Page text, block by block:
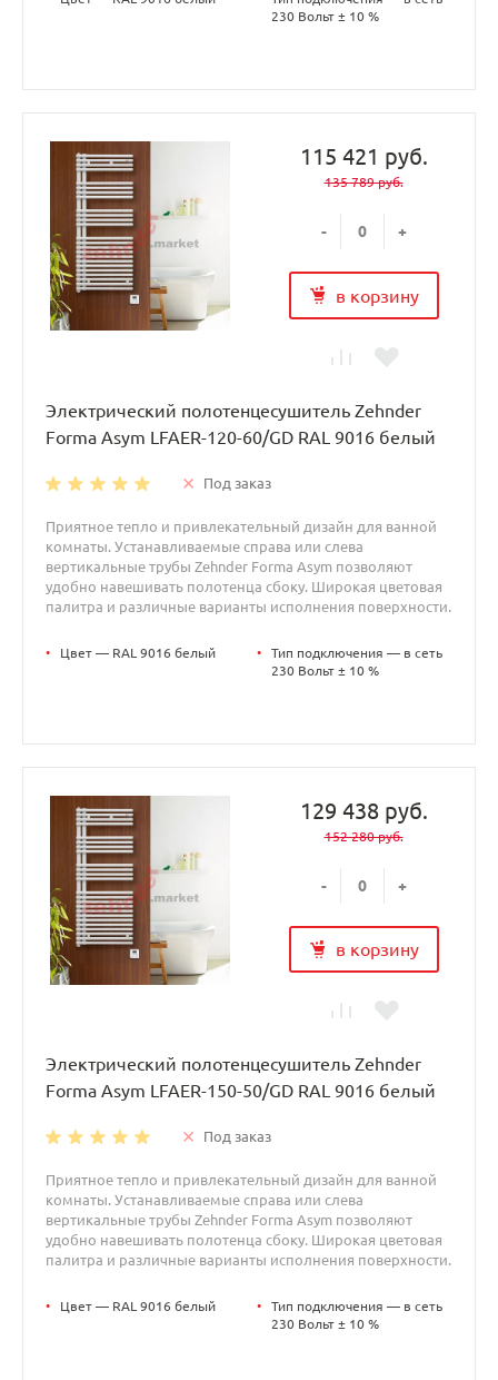
230 Вольт ± 10 %
115 421 руб.
135 789 руб.
- +
в корзину
Электрический полотенцесушитель Zehnder
Forma Asym LFAER-120-60/GD RAL 9016 белый
Под заказ
Приятное тепло и привлекательный дизайн для ванной
комнаты. Устанавливаемые справа или слева
вертикальные трубы Zehnder Forma Asym позволяют
удобно навешивать полотенца сбоку. Широкая цветовая
палитра и различные варианты исполнения поверхности.
• Цвет — RAL 9016 белый •
Тип подключения — в сеть
230 Вольт ± 10 %
129 438 руб.
152 280 руб.
- +
в корзину
Электрический полотенцесушитель Zehnder
Forma Asym LFAER-150-50/GD RAL 9016 белый
Под заказ
Приятное тепло и привлекательный дизайн для ванной
комнаты. Устанавливаемые справа или слева
вертикальные трубы Zehnder Forma Asym позволяют
удобно навешивать полотенца сбоку. Широкая цветовая
палитра и различные варианты исполнения поверхности.
• Цвет — RAL 9016 белый •
Тип подключения — в сеть
230 Вольт ± 10 %